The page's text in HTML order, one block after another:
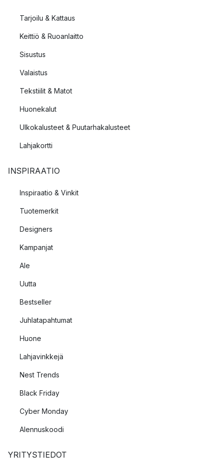
Tarjoilu & Kattaus
Keittiö & Ruoanlaitto
Sisustus
Valaistus
Tekstiilit & Matot
Huonekalut
Ulkokalusteet & Puutarhakalusteet
Lahjakortti
INSPIRAATIO
Inspiraatio & Vinkit
Tuotemerkit
Designers
Kampanjat
Ale
Uutta
Bestseller
Juhlatapahtumat
Huone
Lahjavinkkejä
Nest Trends
Black Friday
Cyber Monday
Alennuskoodi
YRITYSTIEDOT